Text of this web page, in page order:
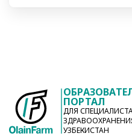
ПОРТАЛ
ДЛЯ
УЗБЕКИСТАН